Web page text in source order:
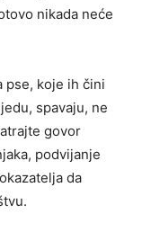
nikada neće
pse, koje ih čini
spavaju, ne
govor
podvijanje
da